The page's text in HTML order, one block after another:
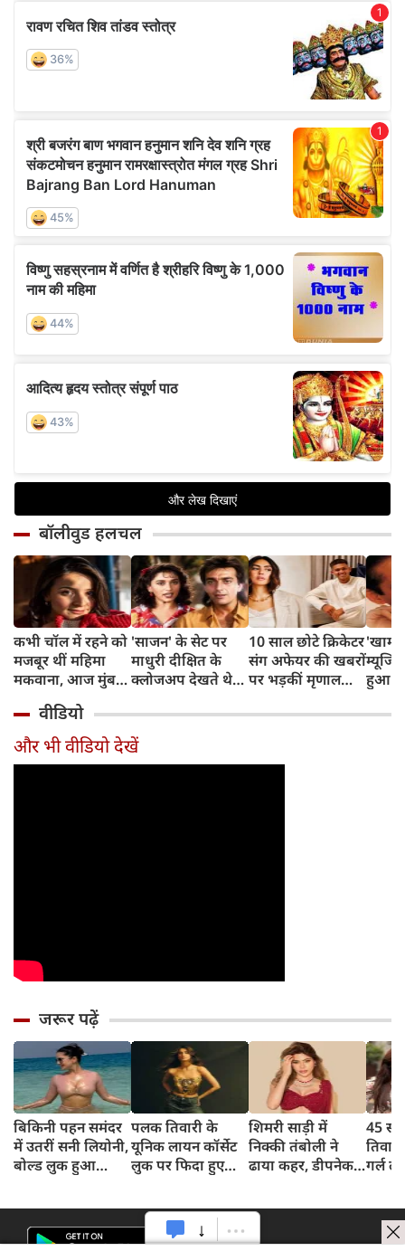
बॉलीवुड हलचल
कभी चॉल में रहने को
मजबूर थीं महिमा
मकवाना, आज मुंबई
और करोड़ों की दौलत
'साजन' के सेट पर
माधुरी दीक्षित के
क्लोजअप देखते थे
ने सुनाया किस्सा
10 साल छोटे क्रिकेटर
संग अफेयर की खबरों
पर भड़कीं मृणाल
थोड़ा रिलैक्स करो...
हुआ
है
वीडियो
और भी वीडियो देखें
जरूर पढ़ें
बिकिनी पहन समंदर
में उतरीं सनी लियोनी,
बोल्ड लुक हुआ
पलक तिवारी के
यूनिक लायन कॉर्सेट
लुक पर फिदा हुए
शिमरी साड़ी में
निक्की तंबोली ने
ढाया कहर, डीपनेक
45
गर्ल